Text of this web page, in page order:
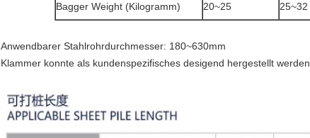
Bagger Weight (Kilogramm)
20~25 25~32
Anwendbarer Stahlrohrdurchmesser: 180~630mm
Klammer konnte als kundenspezifisches desigend hergestellt werden